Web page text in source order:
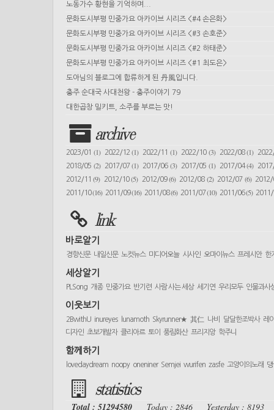
노동가수 황현을 기억하며...
문화도시부평 민중가요 아카이브 시리즈 <#4 손은화>
문화도시부평 민중가요 아카이브 시리즈 <#3 손호준>
문화도시부평 민중가요 아카이브 시리즈 <#2 하태준>
문화도시부평 민중가요 아카이브 시리즈 <#1 최도은>
도아님의 블로그에 합류하게 된 丹風입니다.
충주 순대국 사대천왕 - 충주이야기 79
대한곱창 밀키트, 소주를 부르는 맛!
archive
2023/01 (1) 2022/12(1) 2022/11(1) 2022/10 (3) 2022/08(1)
2018/05 (2) 2017/07(1) 2017/06(3) 2017/05 (1) 2017/04(4)
2012/11(9) 2012/10(5) 2012/09(6) 2012/08 (2) 2012/07 (6)
2011/10(16) 2011/09(16) 2011/08(6) 2011/07(10) 2011/06(5)
link
바로알기
경향신문 내일신문 노컷뉴스 미디어오늘 시사인 오마이뉴스 프레시안 한
세상알기
PLSong 개종 민중가요 반기련 사람 사는 세상 세기연 우리모두 인물과사
이웃보기
2BwithU inureyes lunamoth Skyrunner★ 其仁 나비 달달한조박사 레
디자인 초보개발자 클리아르 토이 풍림화산 프리지앙 학주니
함께하기
lovedaydream noopy oneniner Semjei wurifen zasfe 고양이의노래
statistics
Total : 51294580 Today : 2846 Yesterday : 8193